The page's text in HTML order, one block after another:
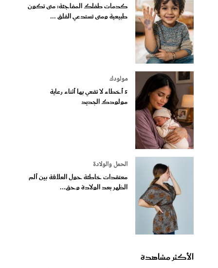
كدمات طفلك المفاجئة: متى تكون
طبيعية ومتى تستدعي القلق ...
مولودك
5 أخطاء لا تقعي بها أثناء رعاية
مولودك الجديد
الحمل والولادة
معتقدات خاطئة حول العلاقة بين ألم
الظهر بعد الولادة وحق...
الأكثر مشاهدة